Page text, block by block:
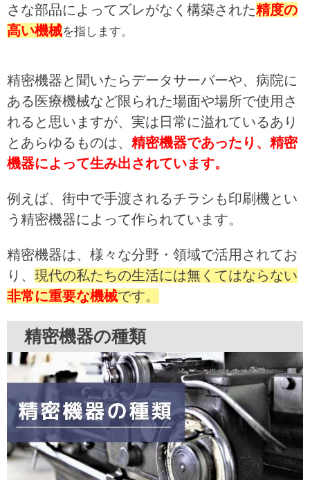
さな部品によってズレがなく構築された精度の
高い機械を指します。
精密機器と聞いたらデータサーバーや、病院に
ある医療機械など限られた場面や場所で使用さ
れると思いますが、実は日常に溢れているあり
とあらゆるものは、 精密機器であったり、精密
機器によって生み出されています。
例えば、街中で手渡されるチラシも印刷機とい
う精密機器によって作られています。
精密機器は、様々な分野・領域で活用されてお
り、 現代の私たちの生活には無くてはならない
非常に重要な機械です。
精密機器の種類